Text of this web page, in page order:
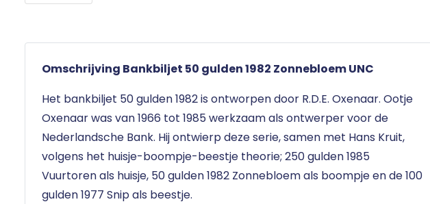
Omschrijving Bankbiljet 50 gulden 1982 Zonnebloem UNC
Het bankbiljet 50 gulden 1982 is ontworpen door R.D.E. Oxenaar. Ootje
Oxenaar was van 1966 tot 1985 werkzaam als ontwerper voor de
Nederlandsche Bank. Hij ontwierp deze serie, samen met Hans Kruit,
volgens het huisje-boompje-beestje theorie; 250 gulden 1985
Vuurtorenals huisje, 50 gulden 1982 Zonnebloem als boompje en de 100
gulden 1977 Snip als beestje.